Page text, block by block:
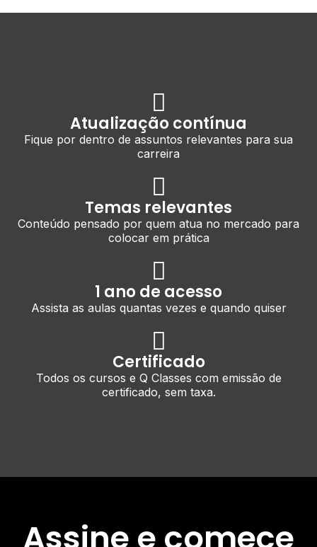
Atualização contínua
Fique por dentro de assuntos relevantes para sua
carreira
Temas relevantes
Conteúdo pensado por quem atua no mercado para
colocar em prática
1 ano de acesso
Assista as aulas quantas vezes e quando quiser
Certificado
Todos os cursos e Q Classes com emissão de
certificado, sem taxa.